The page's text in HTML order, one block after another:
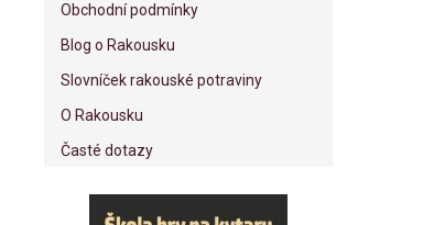
Obchodní podmínky
Blog o Rakousku
Slovníček rakouské potraviny
O Rakousku
Časté dotazy